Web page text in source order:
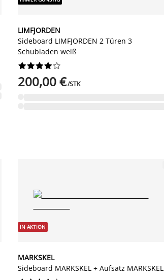
LIMFJORDEN
Sideboard LIMFJORDEN 2 Türen 3
Schubladen weiß






200,00 €/STK
IN AKTION
MARKSKEL
Sideboard MARKSKEL + Aufsatz MARKSKEL